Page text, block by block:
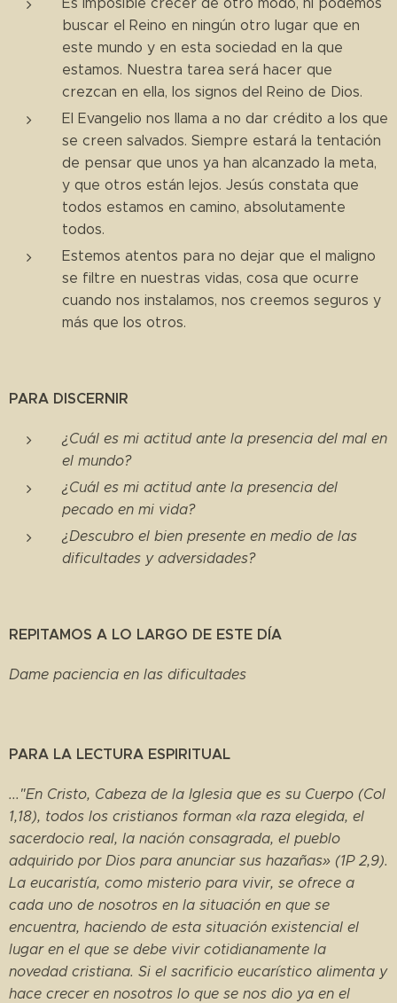
buscar el Reino en ningún otro lugar que en
este mundo y en esta sociedad en la que
estamos. Nuestra tarea será hacer que
crezcan en ella, los signos del Reino de Dios.
El Evangelio nos llama a no dar crédito a los que
se creen salvados. Siempre estará la tentación
de pensar que unos ya han alcanzado la meta,
y que otros están lejos. Jesús constata que
todos estamos en camino, absolutamente
todos.
Estemos atentos para no dejar que el maligno
se filtre en nuestras vidas, cosa que ocurre
cuando nos instalamos, nos creemos seguros y
más que los otros.
PARA DISCERNIR
¿Cuál es mi actitud ante la presencia del mal en
el mundo?
¿Cuál es mi actitud ante la presencia del
pecado en mi vida?
¿Descubro el bien presente en medio de las
dificultades y adversidades?
REPITAMOS A LO LARGO DE ESTE DÍA
Dame paciencia en las dificultades
PARA LA LECTURA ESPIRITUAL
..."En Cristo, Cabeza de la Iglesia que es su Cuerpo (Col
1,18), todos los cristianos forman «la raza elegida, el
sacerdocio real, la nación consagrada, el pueblo
adquirido por Dios para anunciar sus hazañas» (1P 2,9).
La eucaristía, como misterio para vivir, se ofrece a
cada uno de nosotros en la situación en que se
encuentra, haciendo de esta situación existencial el
lugar en el que se debe vivir cotidianamente la
novedad cristiana. Si el sacrificio eucarístico alimenta y
hace crecer en nosotros lo que se nos dio ya en el